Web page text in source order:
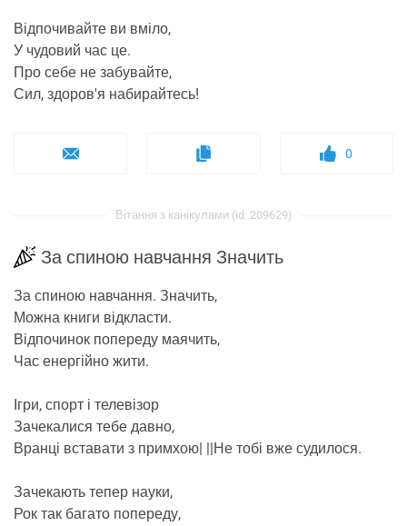
Відпочивайте ви вміло,
У чудовий час це.
Про себе не забувайте,
Сил, здоров'я набирайтесь!
0
Вітання з канікулами (id: 209629)
За спиною навчання Значить
За спиною навчання. Значить,
Можна книги відкласти.
Відпочинок попереду маячить,
Час енергійно жити.
Ігри, спорт і телевізор
Зачекалися тебе давно,
Вранці вставати з примхою| ||Не тобі вже судилося.
Зачекають тепер науки,
Рок так багато попереду,